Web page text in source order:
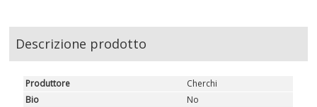
VALLE D'AOSTA
BIANCHI
Descrizione prodotto
Produttore
Cherchi
Bio
No